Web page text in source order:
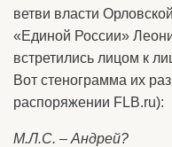
ветви власти
«Единой России»
встретились лицом к
Вот стенограмма их
распоряжении FLB.ru):
М.Л.С. – Андрей?